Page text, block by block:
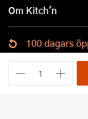
Om Kitch'n
100 dagars
Ladda ned